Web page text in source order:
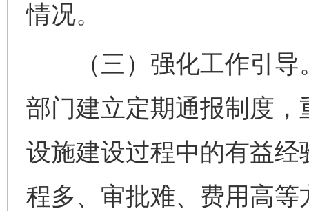
情况。
（三）强化工作引导
部门建立定期通报制度
设施建设过程中的有益
程多、审批难、费用高